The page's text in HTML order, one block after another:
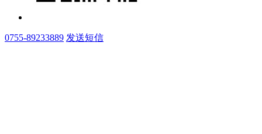
0755-89233889 发送短信